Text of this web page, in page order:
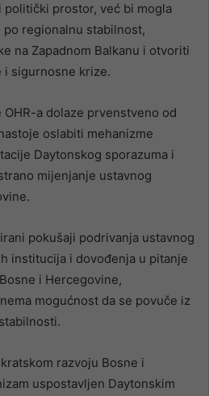
politički prostor, već bi mogla
regionalnu stabilnost,
na Zapadnom Balkanu i otvoriti
i sigurnosne krize.
a dolaze prvenstveno od
oslabiti mehanizme
Daytonskog sporazuma i
mijenjanje ustavnog
pokušaji podrivanja ustavnog
institucija i dovođenja u pitanje
i Hercegovine,
mogućnost da se povuče iz
razvoju Bosne i
uspostavljen Daytonskim